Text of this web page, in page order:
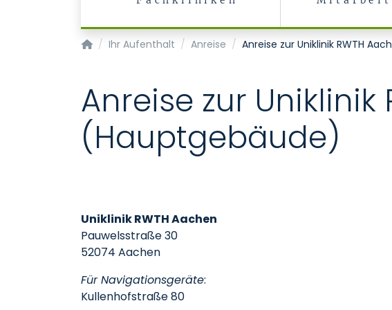
Startseite
Ihr Aufenthalt Anreise Anreise zur Uniklinik RWTH
Anreise zur Uniklinik
(Hauptgebäude)
Uniklinik RWTH Aachen
Pauwelsstraße 30
52074 Aachen
Für Navigationsgeräte:
Kullenhofstraße 80